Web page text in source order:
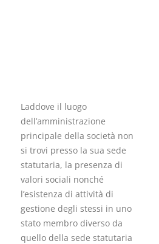
Laddove il luogo
dell’amministrazione
principale della società non
si trovi presso la sua sede
statutaria, la presenza di
valori sociali nonché
l’esistenza di attività di
gestione degli stessi in uno
stato membro diverso da
quello della sede statutaria
Il Condominio
La riforma di cui alla legge
220/2012
S. D'Andrea – D.
Minussi
Versione ebook€ 6,99
(iva incl.)